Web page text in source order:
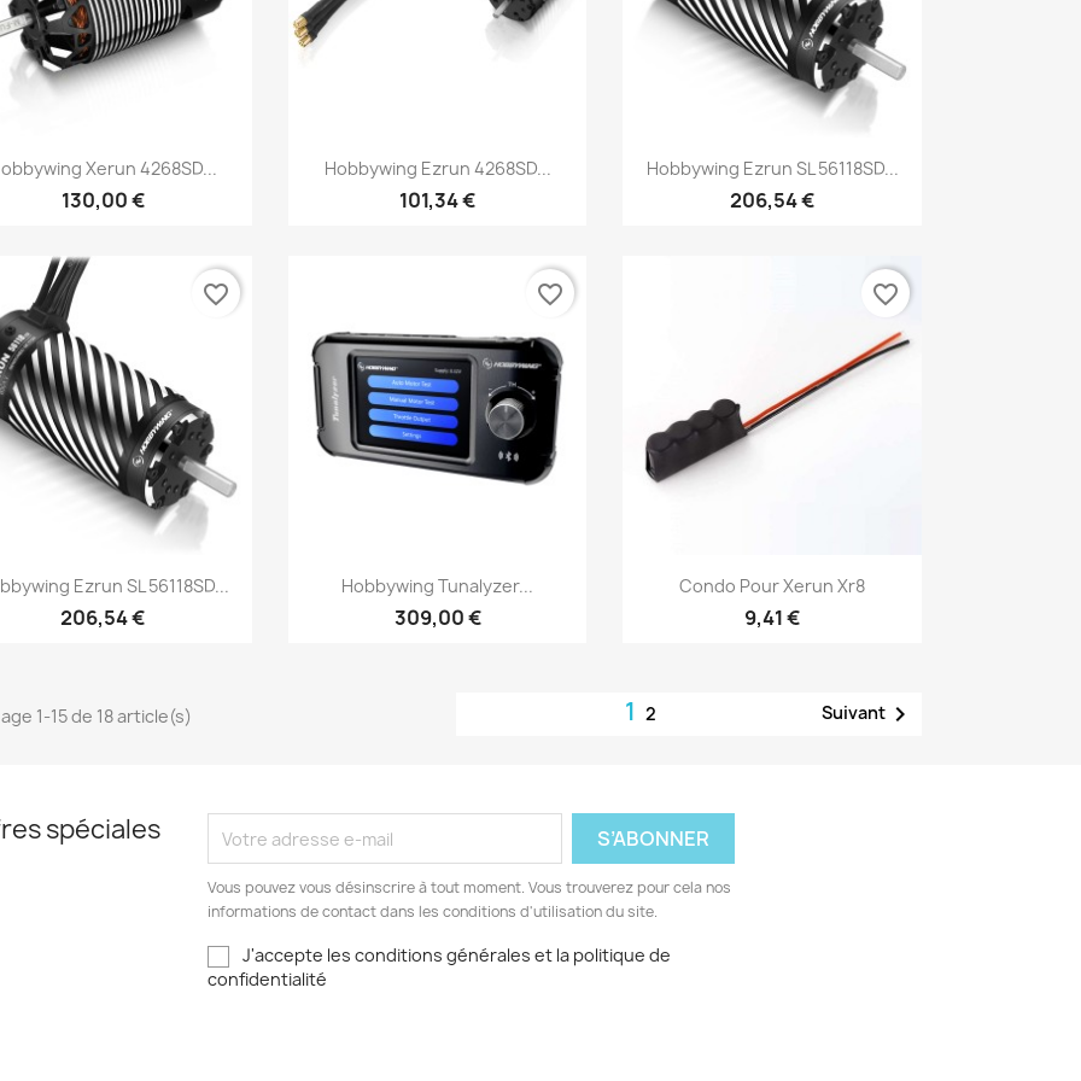
Aperçu rapide
Xerun 4268SD...
130,00 €
Aperçu rapide
Hobbywing Ezrun 4268SD...
101,34 €
Aperçu rapide
Hobbywing Ezrun SL 56118SD...
206,54 €
Aperçu rapide
Ezrun SL 56118SD...
206,54 €
favorite_border
Aperçu rapide
Hobbywing Tunalyzer...
309,00 €
favorite_border
Aperçu rapide
Condo Pour Xerun Xr8
9,41 €
favorite_border
1-15 de 18 article(s) 12 Suivant
spéciales
Vous pouvez vous désinscrire à tout moment. Vous trouverez pour cela nos
informations de contact dans les conditions d'utilisation du site.
J'accepte les conditions générales et la politique de
confidentialité